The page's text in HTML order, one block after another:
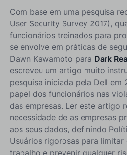
Com base em uma pesquisa
User Security Survey 2017),
funcionários treinados para
se envolve em práticas de
Dawn Kawamoto para Dark
escreveu um artigo muito
pesquisa iniciada pela Dell em
papel dos funcionários nas
das empresas. Ler este artigo
necessidade de as empresas
aos seus dados, definindo
Usuários rigorosas para limitar
trabalho e prevenir qualquer